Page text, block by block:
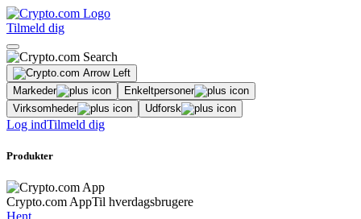
Tilmeld dig
Markeder
Enkeltpersoner
Virksomheder
Udforsk
Log indTilmeld dig
Produkter
Crypto.com AppTil hverdagsbrugere